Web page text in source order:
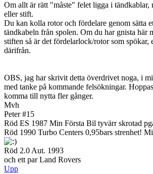
Om allt är rätt "måste" felet ligga i tändkablar,
eller stift.
Du kan kolla rotor och fördelare genom sätta
tändkabeln från spolen. Om du har gnista här
stiften så är det fördelarlock/rotor som spökar,
därifrån.
OBS, jag har skrivit detta överdrivet noga, i
med tanke på kommande felsökningar.
komma till nytta fler gånger.
Mvh
Peter #15
Röd ES 1987 Min Första Bil tyvärr skrotad
Röd 1990 Turbo Centers 0,95bars strenhet!
Röd 2.0 Aut. 1993
och ett par Land Rovers
Upp